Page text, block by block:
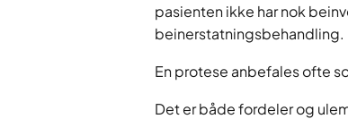
pasienten ikke har nok
beinerstatningsbehandling.
En protese anbefales ofte
Det er både fordeler og